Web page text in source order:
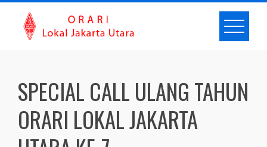
Skip
content
SPECIAL CALL ULANG TAHUN
ORARI LOKAL JAKARTA